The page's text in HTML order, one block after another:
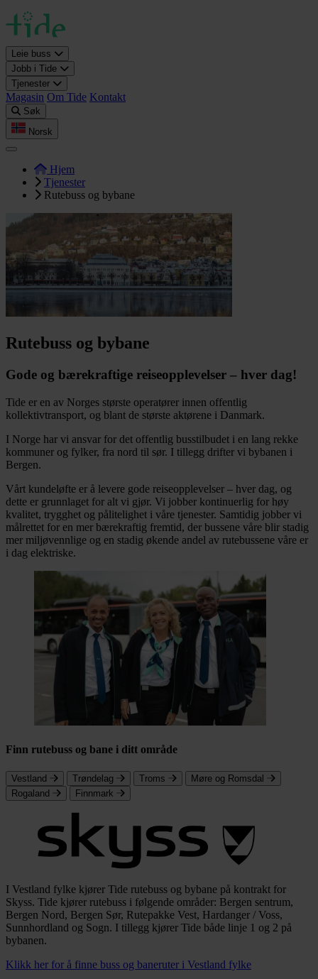
Leie buss
Jobb i Tide
Tjenester
Magasin Om Tide Kontakt
Søk
Norsk
Hjem
Tjenester
Rutebuss og bybane
Rutebuss og bybane
Gode og bærekraftige reiseopplevelser – hver dag!
Tide er en av Norges største operatører innen offentlig
kollektivtransport, og blant de største aktørene i Danmark.
I Norge har vi ansvar for det offentlig busstilbudet i en lang rekke
kommuner og fylker, fra nord til sør. I tillegg drifter vi bybanen i
Bergen.
Vårt kundeløfte er å levere gode reiseopplevelser – hver dag, og
dette er grunnlaget for alt vi gjør. Vi jobber kontinuerlig for høy
kvalitet, trygghet og pålitelighet i våre tjenester. Samtidig jobber vi
målrettet for en mer bærekraftig fremtid, der bussene våre blir stadig
mer miljøvennlige og en stadig økende andel av rutebussene våre er
i dag elektriske.
Finn rutebuss og bane i ditt område
Vestland Trøndelag Troms
Møre og Romsdal
Rogaland
Finnmark
I Vestland fylke kjører Tide rutebuss og bybane på kontrakt for
Skyss. Tide kjører rutebuss i følgende områder: Bergen sentrum,
Bergen Nord, Bergen Sør, Rutepakke Vest, Hardanger / Voss,
Sunnhordland og Sogn. I tillegg kjører Tide både linje 1 og 2 på
bybanen.
Klikk her for å finne buss og baneruter i Vestland fylke